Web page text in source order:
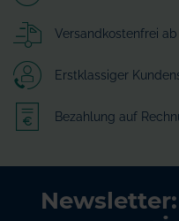
Versandkostenfrei
Erstklassiger
Bezahlung auf